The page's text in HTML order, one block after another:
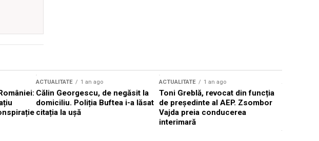
ACTUALITATE 1 an ago
Călin Georgescu, de negăsit la
domiciliu. Poliția Buftea i-a lăsat
citația la ușă
ACTUALITATE 1 an ago
Toni Greblă, revocat din funcția
de președinte al AEP. Zsombor
Vajda preia conducerea
interimară